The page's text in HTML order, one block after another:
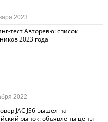
тест Авторевю: список
2023 года
2023
JAC JS6 вышел на
рынок: объявлены цены
2022